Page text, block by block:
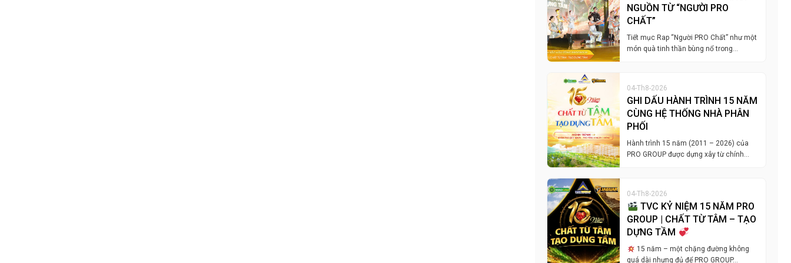
NGUỒN TỪ “NGƯỜI PRO
CHẤT”
Tiết mục Rap “Người PRO Chất” như một
món quà tinh thần bùng nổ trong…
04-Th8-2026
GHI DẤU HÀNH TRÌNH 15 NĂM
CÙNG HỆ THỐNG NHÀ PHÂN
PHỐI
Hành trình 15 năm (2011 – 2026) của
PRO GROUP được dựng xây từ chính…
04-Th8-2026
TVC KỶ NIỆM 15 NĂM PRO
GROUP | CHẤT TỪ TÂM – TẠO
DỰNG TẦM
15 năm – một chặng đường không
quá dài nhưng đủ để PRO GROUP…